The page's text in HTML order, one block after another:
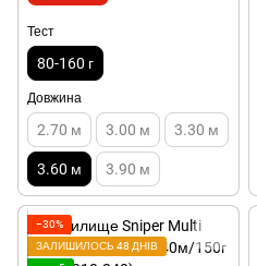
Тест
80-160 г
Довжина
2.70 м 3.00 м 3.30 м
3.60 м 3.90 м
−30%
ЗАЛИШИЛОСЬ 48 ДНІВ